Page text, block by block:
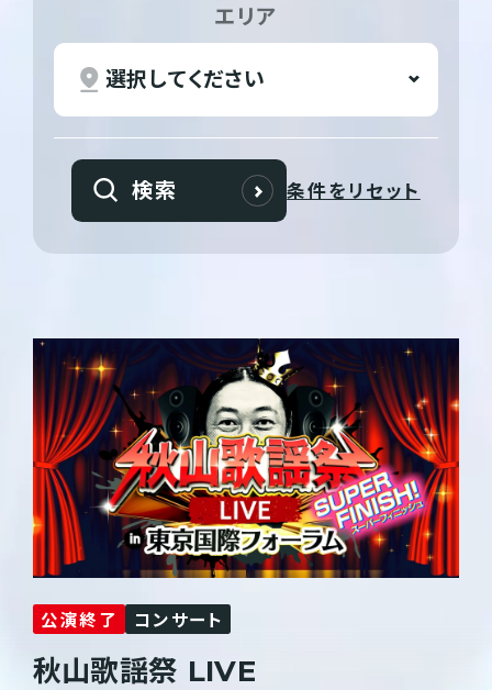
エリア
検索 条件をリセット
公演終了 コンサート
秋山歌謡祭 LIVE